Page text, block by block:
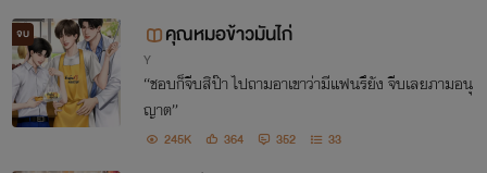
จบ คุณหมอข้าวมันไก่
Y
“ชอบก็จีบสิป๊า ไปถามอาเขาว่ามีแฟนรึยัง จีบเลยภามอนุ
ญาต”
245K 364 352 33